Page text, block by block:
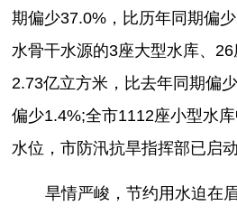
期偏少37.0%，比历年同期偏
水骨干水源的3座大型水库、
2.73亿立方米，比去年同期偏
偏少1.4%;全市1112座小型水
水位，市防汛抗旱指挥部已启
旱情严峻，节约用水迫在